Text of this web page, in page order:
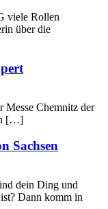
viele Rollen
über die
Messe Chemnitz der
[…]
Sachsen
dein Ding und
Dann komm in